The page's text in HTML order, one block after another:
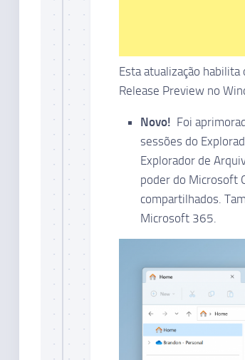
Esta atualização
Release Preview no
Novo! Foi
sessões do
Explorador de
poder do Microsoft
compartilhados.
Microsoft 365.